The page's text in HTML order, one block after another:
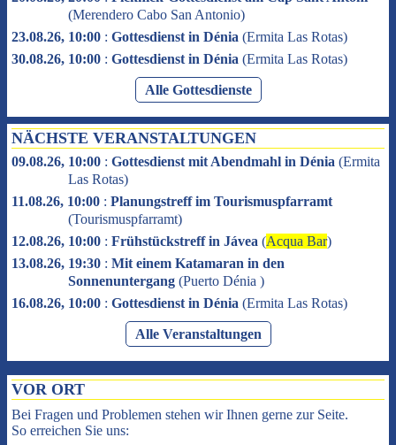
(Merendero Cabo San Antonio)
23.08.26, 10:00 : Gottesdienst in Dénia (Ermita Las Rotas)
30.08.26, 10:00 : Gottesdienst in Dénia (Ermita Las Rotas)
Alle Gottesdienste
NÄCHSTE VERANSTALTUNGEN
09.08.26, 10:00 : Gottesdienst mit Abendmahl in Dénia (Ermita
Las Rotas)
11.08.26, 10:00 : Planungstreff im Tourismuspfarramt
(Tourismuspfarramt)
12.08.26, 10:00 : Frühstückstreff in Jávea (Acqua Bar)
13.08.26, 19:30 : Mit einem Katamaran in den
Sonnenuntergang (Puerto Dénia )
16.08.26, 10:00 : Gottesdienst in Dénia (Ermita Las Rotas)
Alle Veranstaltungen
VOR ORT
Bei Fragen und Problemen stehen wir Ihnen gerne zur Seite.
So erreichen Sie uns: